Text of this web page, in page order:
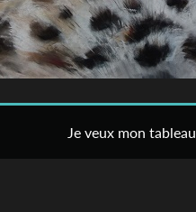
Je veux mon tableau